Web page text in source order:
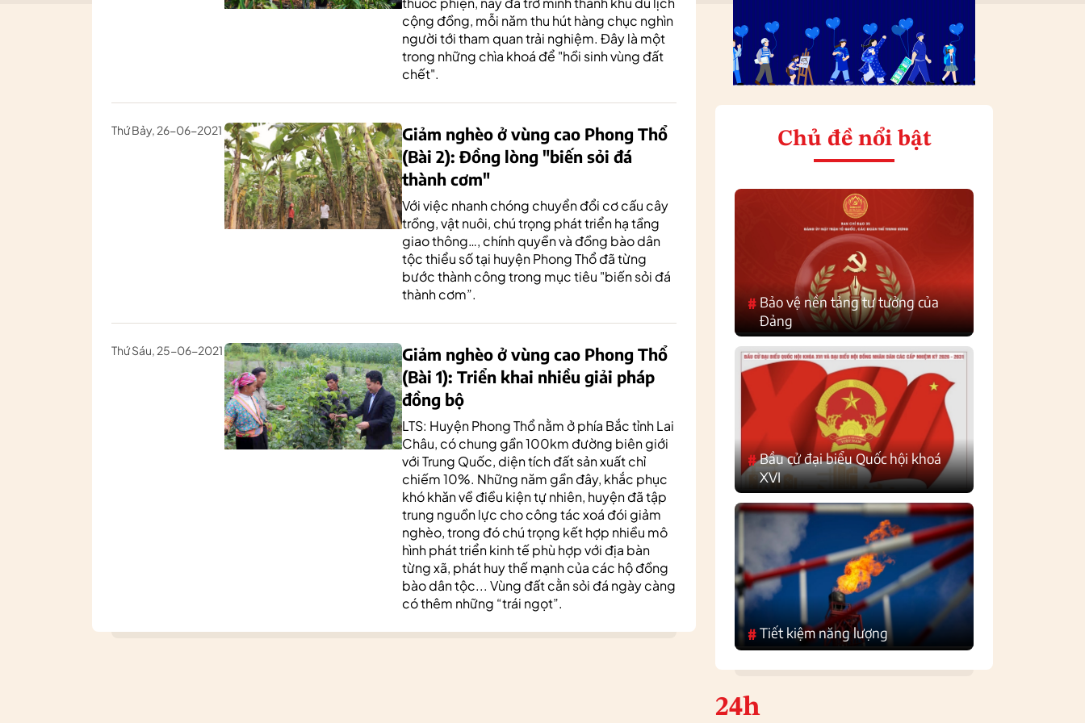
cộng đồng, mỗi năm thu hút hàng chục nghìn
người tới tham quan trải nghiệm. Đây là một
trong những chìa khoá để "hồi sinh vùng đất
chết".
Thứ Bảy, 26-06-2021
Giảm nghèo ở vùng cao Phong Thổ
(Bài 2): Đồng lòng "biến sỏi đá
thành cơm"
Với việc nhanh chóng chuyển đổi cơ cấu cây
trồng, vật nuôi, chú trọng phát triển hạ tầng
giao thông…, chính quyền và đồng bào dân
tộc thiểu số tại huyện Phong Thổ đã từng
bước thành công trong mục tiêu "biến sỏi đá
thành cơm”.
Thứ Sáu, 25-06-2021
Giảm nghèo ở vùng cao Phong Thổ
(Bài 1): Triển khai nhiều giải pháp
đồng bộ
LTS: Huyện Phong Thổ nằm ở phía Bắc tỉnh Lai
Châu, có chung gần 100km đường biên giới
với Trung Quốc, diện tích đất sản xuất chỉ
chiếm 10%. Những năm gần đây, khắc phục
khó khăn về điều kiện tự nhiên, huyện đã tập
trung nguồn lực cho công tác xoá đói giảm
nghèo, trong đó chú trọng kết hợp nhiều mô
hình phát triển kinh tế phù hợp với địa bàn
từng xã, phát huy thế mạnh của các hộ đồng
bào dân tộc... Vùng đất cằn sỏi đá ngày càng
có thêm những “trái ngọt”.
Chủ đề nổi bật
#Bảo vệ nền tảng tư tưởng của
Đảng
#Bầu cử đại biểu Quốc hội khoá
XVI
#Tiết kiệm năng lượng
24h